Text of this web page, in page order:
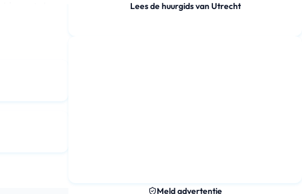
Lees de huurgids van Utrecht
Meld advertentie